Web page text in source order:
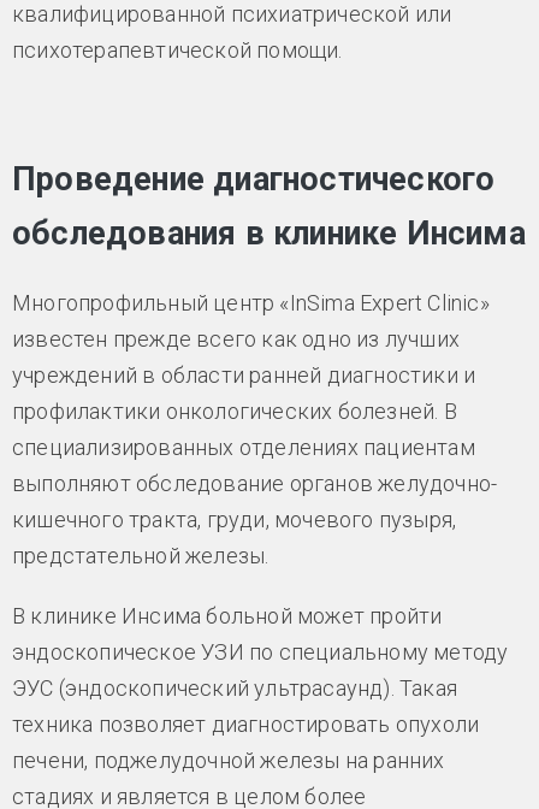
квалифицированной психиатрической или
психотерапевтической помощи.
Проведение диагностического
обследования в клинике Инсима
Многопрофильный центр «InSima Expert Clinic»
известен прежде всего как одно из лучших
учреждений в области ранней диагностики и
профилактики онкологических болезней. В
специализированных отделениях пациентам
выполняют обследование органов желудочно-
кишечного тракта, груди, мочевого пузыря,
предстательной железы.
В клинике Инсима больной может пройти
эндоскопическое УЗИ по специальному методу
ЭУС (эндоскопический ультрасаунд). Такая
техника позволяет диагностировать опухоли
печени, поджелудочной железы на ранних
стадиях и является в целом более